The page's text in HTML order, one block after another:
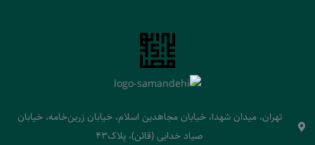
تهران، میدان شهدا، خیابان مجاهدین اسلام، خیابان زرین‌خامه، خیابان
صیاد خدایی (قائن)، پلاک43